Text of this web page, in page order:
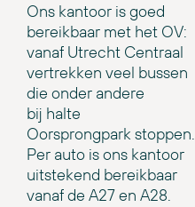
Ons kantoor is goed
bereikbaar met het OV:
vanaf Utrecht Centraal
vertrekken veel bussen
die onder andere
bij halte
Oorsprongpark stoppen.
Per auto is ons kantoor
uitstekend bereikbaar
vanaf de A27 en A28.